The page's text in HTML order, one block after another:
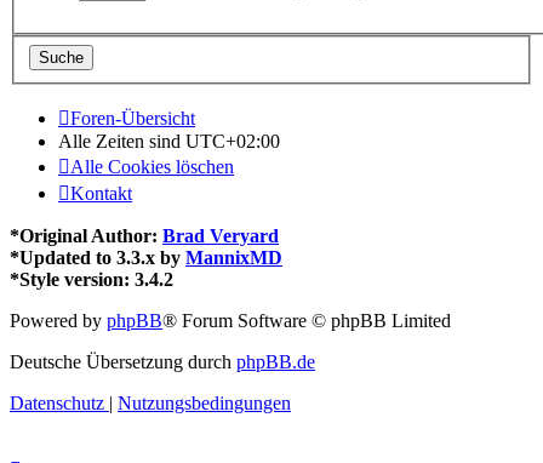
Foren-Übersicht
Alle Zeiten sind UTC+02:00
Alle Cookies löschen
Kontakt
*Original Author: Brad Veryard
*Updated to 3.3.x by MannixMD
*Style version: 3.4.2
Powered by phpBB® Forum Software © phpBB Limited
Deutsche Übersetzung durch phpBB.de
Datenschutz | Nutzungsbedingungen